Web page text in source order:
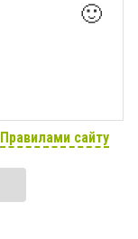
🙂
Правилами сайту